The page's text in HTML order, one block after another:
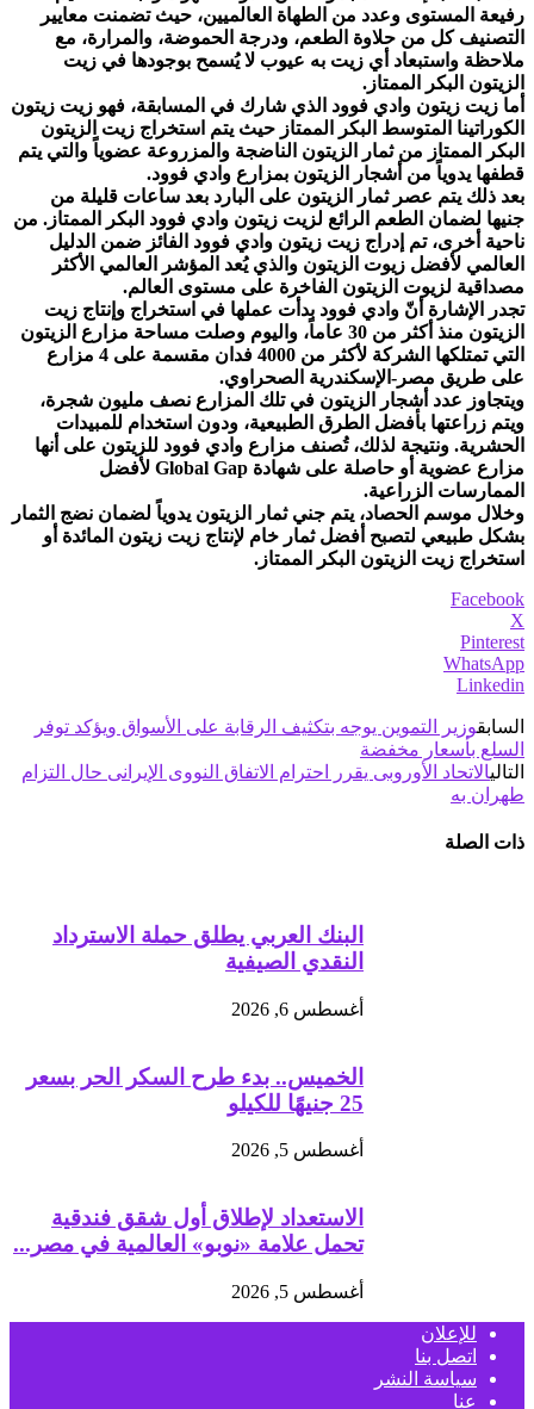
رفيعة المستوى وعدد من الطهاة العالميين، حيث تضمنت معايير
التصنيف كل من حلاوة الطعم، ودرجة الحموضة، والمرارة، مع
ملاحظة واستبعاد أي زيت به عيوب لا يُسمح بوجودها في زيت
الزيتون البكر الممتاز.
أما زيت زيتون وادي فوود الذي شارك في المسابقة، فهو زيت زيتون
الكوراتينا المتوسط البكر الممتاز حيث يتم استخراج زيت الزيتون
البكر الممتاز من ثمار الزيتون الناضجة والمزروعة عضوياً والتي يتم
قطفها يدوياً من أشجار الزيتون بمزارع وادي فوود.
بعد ذلك يتم عصر ثمار الزيتون على البارد بعد ساعات قليلة من
جنيها لضمان الطعم الرائع لزيت زيتون وادي فوود البكر الممتاز. من
ناحية أخرى، تم إدراج زيت زيتون وادي فوود الفائز ضمن الدليل
العالمي لأفضل زيوت الزيتون والذي يُعد المؤشر العالمي الأكثر
مصداقية لزيوت الزيتون الفاخرة على مستوى العالم.
تجدر الإشارة أنّ وادي فوود بدأت عملها في استخراج وإنتاج زيت
الزيتون منذ أكثر من 30 عاماً، واليوم وصلت مساحة مزارع الزيتون
التي تمتلكها الشركة لأكثر من 4000 فدان مقسمة على 4 مزارع
على طريق مصر-الإسكندرية الصحراوي.
ويتجاوز عدد أشجار الزيتون في تلك المزارع نصف مليون شجرة،
ويتم زراعتها بأفضل الطرق الطبيعية، ودون استخدام للمبيدات
الحشرية. ونتيجة لذلك، تُصنف مزارع وادي فوود للزيتون على أنها
مزارع عضوية أو حاصلة على شهادة Global Gap لأفضل
الممارسات الزراعية.
وخلال موسم الحصاد، يتم جني ثمار الزيتون يدوياً لضمان نضج الثمار
بشكل طبيعي لتصبح أفضل ثمار خام لإنتاج زيت زيتون المائدة أو
استخراج زيت الزيتون البكر الممتاز.
Facebook
X
Pinterest
WhatsApp
Linkedin
السابقوزير التموين يوجه بتكثيف الرقابة على الأسواق ويؤكد توفر
السلع بأسعار مخفضة
التاليالاتحاد الأوروبى يقرر احترام الاتفاق النووى الإيرانى حال التزام
طهران به
ذات الصلة
البنك العربي يطلق حملة الاسترداد
النقدي الصيفية
أغسطس 6, 2026
الخميس.. بدء طرح السكر الحر بسعر
25 جنيهًا للكيلو
أغسطس 5, 2026
الاستعداد لإطلاق أول شقق فندقية
تحمل علامة «نوبو» العالمية في مصر...
أغسطس 5, 2026
للإعلان
اتصل بنا
سياسة النشر
عنا